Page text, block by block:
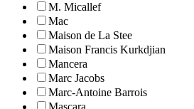
M. Micallef
Mac
Maison de La Stee
Maison Francis Kurkdjian
Mancera
Marc Jacobs
Marc-Antoine Barrois